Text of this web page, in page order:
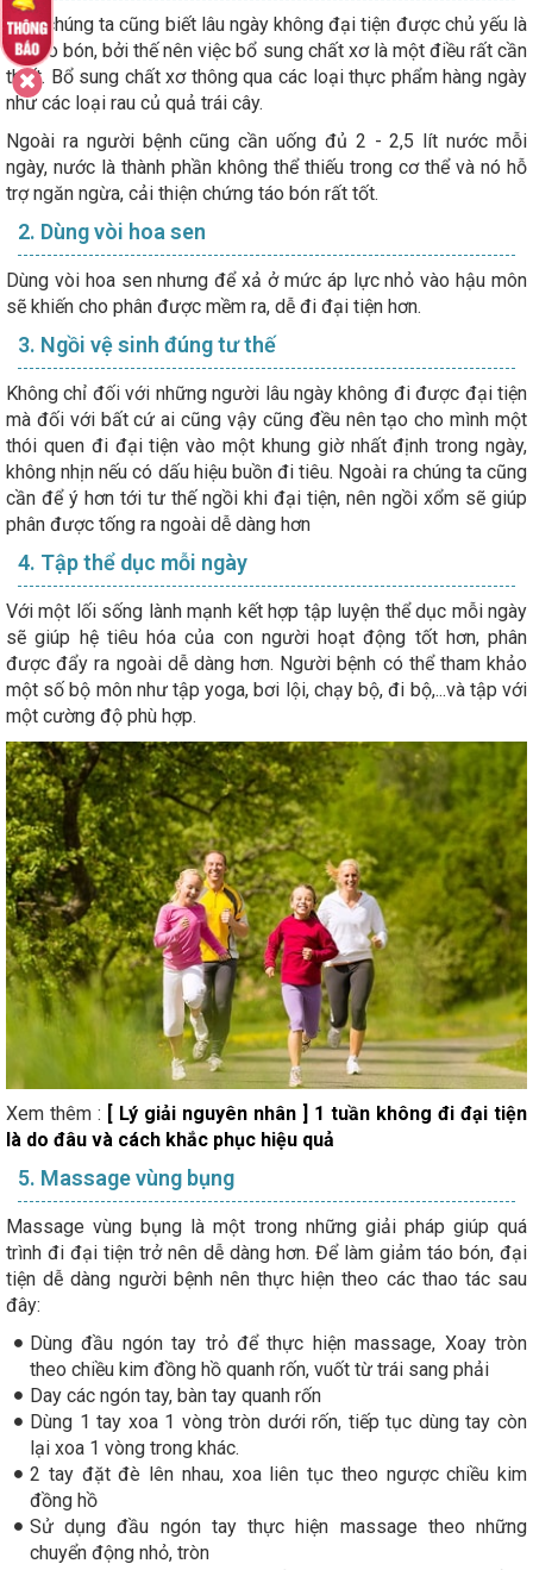
Như chúng ta cũng biết lâu ngày không đại tiện được chủ yếu là
do táo bón, bởi thế nên việc bổ sung chất xơ là một điều rất cần
thiết. Bổ sung chất xơ thông qua các loại thực phẩm hàng ngày
như các loại rau củ quả trái cây.
Ngoài ra người bệnh cũng cần uống đủ 2 - 2,5 lít nước mỗi
ngày, nước là thành phần không thể thiếu trong cơ thể và nó hỗ
trợ ngăn ngừa, cải thiện chứng táo bón rất tốt.
2. Dùng vòi hoa sen
Dùng vòi hoa sen nhưng để xả ở mức áp lực nhỏ vào hậu môn
sẽ khiến cho phân được mềm ra, dễ đi đại tiện hơn.
3. Ngồi vệ sinh đúng tư thế
Không chỉ đối với những người lâu ngày không đi được đại tiện
mà đối với bất cứ ai cũng vậy cũng đều nên tạo cho mình một
thói quen đi đại tiện vào một khung giờ nhất định trong ngày,
không nhịn nếu có dấu hiệu buồn đi tiêu. Ngoài ra chúng ta cũng
cần để ý hơn tới tư thế ngồi khi đại tiện, nên ngồi xổm sẽ giúp
phân được tống ra ngoài dễ dàng hơn
4. Tập thể dục mỗi ngày
Với một lối sống lành mạnh kết hợp tập luyện thể dục mỗi ngày
sẽ giúp hệ tiêu hóa của con người hoạt động tốt hơn, phân
được đẩy ra ngoài dễ dàng hơn. Người bệnh có thể tham khảo
một số bộ môn như tập yoga, bơi lội, chạy bộ, đi bộ,...và tập với
một cường độ phù hợp.
Xem thêm : [ Lý giải nguyên nhân ] 1 tuần không đi đại tiện
là do đâu và cách khắc phục hiệu quả
5. Massage vùng bụng
Massage vùng bụng là một trong những giải pháp giúp quá
trình đi đại tiện trở nên dễ dàng hơn. Để làm giảm táo bón, đại
tiện dễ dàng người bệnh nên thực hiện theo các thao tác sau
đây:
Dùng đầu ngón tay trỏ để thực hiện massage, Xoay tròn
theo chiều kim đồng hồ quanh rốn, vuốt từ trái sang phải
Day các ngón tay, bàn tay quanh rốn
Dùng 1 tay xoa 1 vòng tròn dưới rốn, tiếp tục dùng tay còn
lại xoa 1 vòng trong khác.
2 tay đặt đè lên nhau, xoa liên tục theo ngược chiều kim
đồng hồ
Sử dụng đầu ngón tay thực hiện massage theo những
chuyển động nhỏ, tròn